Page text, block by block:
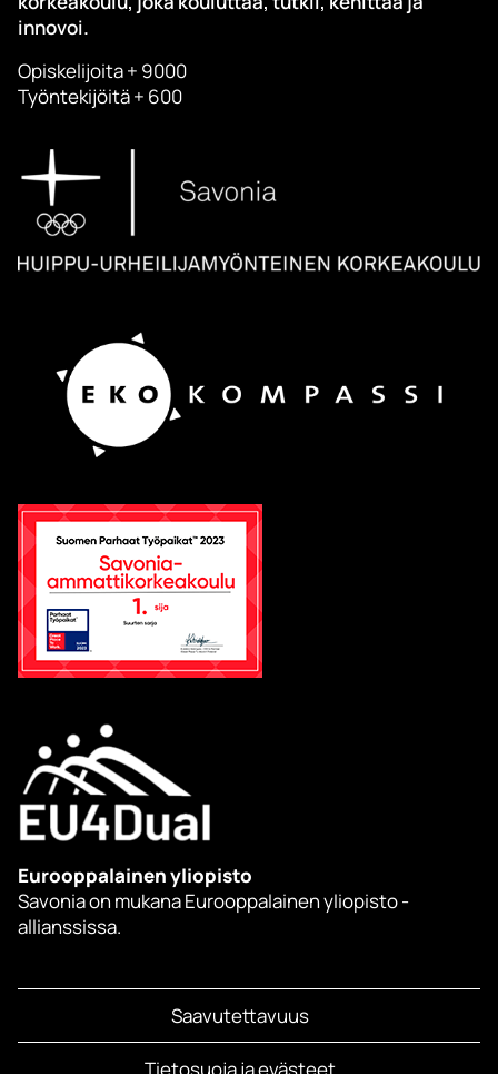
innovoi.
Opiskelijoita + 9000
Työntekijöitä + 600
Eurooppalainen yliopisto
Savonia on mukana Eurooppalainen yliopisto -
allianssissa.
Saavutettavuus